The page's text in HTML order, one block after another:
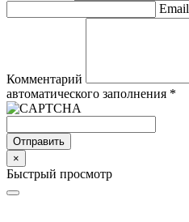
Email
Комментарий
автоматического заполнения *
Отправить
×
Быстрый просмотр